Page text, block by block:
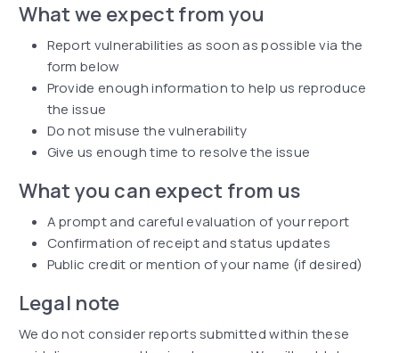
What we expect from you
Report vulnerabilities as soon as possible via the
form below
Provide enough information to help us reproduce
the issue
Do not misuse the vulnerability
Give us enough time to resolve the issue
What you can expect from us
A prompt and careful evaluation of your report
Confirmation of receipt and status updates
Public credit or mention of your name (if desired)
Legal note
We do not consider reports submitted within these